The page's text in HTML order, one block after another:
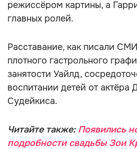
режиссёром картины, а
главных ролей.
Расставание, как писали
плотного гастрольного
занятости Уайлд,
воспитании детей от актёра
Судейкиса.
Читайте также: Появились
подробности свадьбы Зои